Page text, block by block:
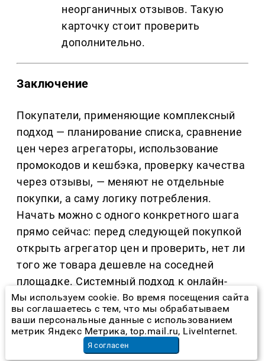
неорганичных отзывов. Такую
карточку стоит проверить
дополнительно.
Заключение
Покупатели, применяющие комплексный
подход — планирование списка, сравнение
цен через агрегаторы, использование
промокодов и кешбэка, проверку качества
через отзывы, — меняют не отдельные
покупки, а саму логику потребления.
Начать можно с одного конкретного шага
прямо сейчас: перед следующей покупкой
открыть агрегатор цен и проверить, нет ли
того же товара дешевле на соседней
площадке. Системный подход к онлайн-
шопингу превращает экономию в
устойчивую привычку, которая сохраняет
бюджет и при этом не ухудшает качество
приобретаемых вещей.
Мы используем cookie. Во время посещения сайта
вы соглашаетесь с тем, что мы обрабатываем
ваши персональные данные с использованием
метрик Яндекс Метрика, top.mail.ru, LiveInternet.
Я согласен